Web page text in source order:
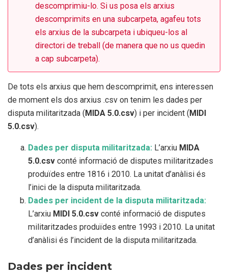
descomprimiu-lo. Si us posa els arxius
descomprimits en una subcarpeta, agafeu tots
els arxius de la subcarpeta i ubiqueu-los al
directori de treball (de manera que no us quedin
a cap subcarpeta).
De tots els arxius que hem descomprimit, ens interessen
de moment els dos arxius .csv on tenim les dades per
disputa militaritzada (MIDA 5.0.csv) i per incident (MIDI
5.0.csv).
Dades per disputa militaritzada: L’arxiu MIDA
5.0.csv conté informació de disputes militaritzades
produïdes entre 1816 i 2010. La unitat d’anàlisi és
l’inici de la disputa militaritzada.
Dades per incident de la disputa militaritzada:
L’arxiu MIDI 5.0.csv conté informació de disputes
militaritzades produïdes entre 1993 i 2010. La unitat
d’anàlisi és l’incident de la disputa militaritzada.
Dades per incident